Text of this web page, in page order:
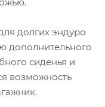
долгих эндуро
дополнительного
сиденья и
возможность